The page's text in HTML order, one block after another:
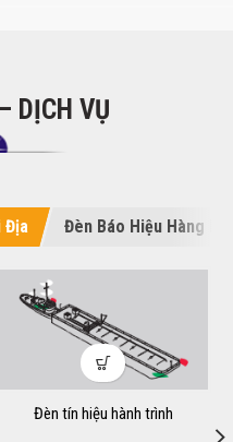
DỊCH VỤ
Địa Đèn Báo Hiệu Hàng Hải
Đèn tín hiệu hành trình